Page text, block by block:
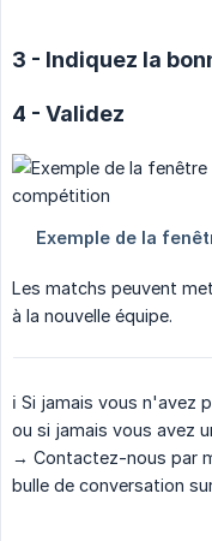
3 - Indiquez la
4 - Validez
Les matchs peuvent
à la nouvelle équipe.
ℹ️ Si jamais vous n'avez
ou si jamais vous avez
→ Contactez-nous par
bulle de conversation